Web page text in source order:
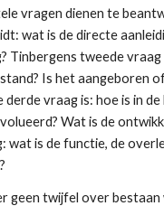
vragen dienen te
wat is de directe
Tinbergens tweede
Is het aangeboren
derde vraag is: hoe is in
Wat is de
wat is de functie, de
geen twijfel over bestaan